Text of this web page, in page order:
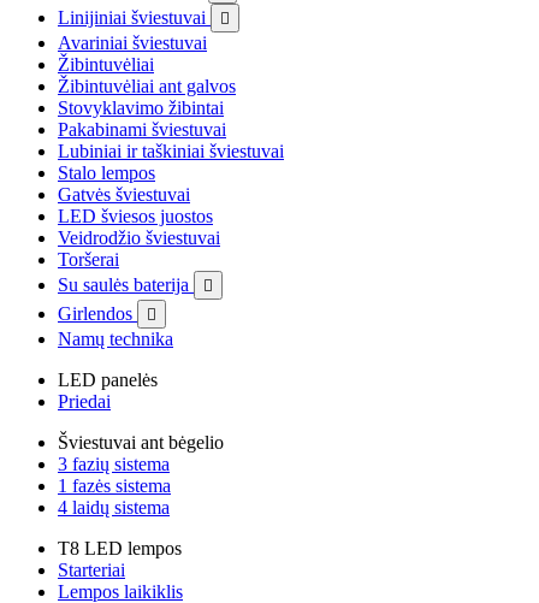
Linijiniai šviestuvai 
Avariniai šviestuvai
Žibintuvėliai
Žibintuvėliai ant galvos
Stovyklavimo žibintai
Pakabinami šviestuvai
Lubiniai ir taškiniai šviestuvai
Stalo lempos
Gatvės šviestuvai
LED šviesos juostos
Veidrodžio šviestuvai
Toršerai
Su saulės baterija

Girlendos 
Namų technika
LED panelės
Priedai
Šviestuvai ant bėgelio
3 fazių sistema
1 fazės sistema
4 laidų sistema
T8 LED lempos
Starteriai
Lempos laikiklis